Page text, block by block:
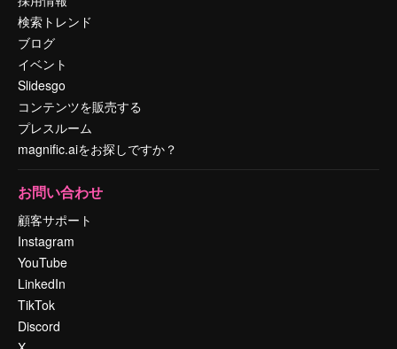
検索トレンド
ブログ
イベント
Slidesgo
コンテンツを販売する
プレスルーム
magnific.aiをお探しですか？
お問い合わせ
顧客サポート
Instagram
YouTube
LinkedIn
TikTok
Discord